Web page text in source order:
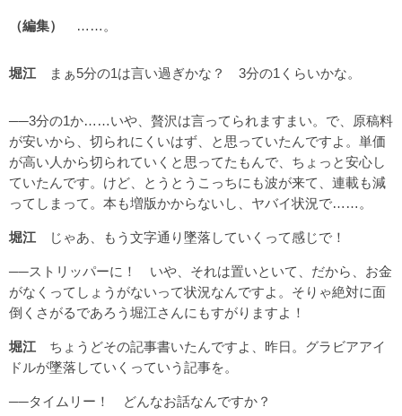
（編集） ……。
堀江 まぁ5分の1は言い過ぎかな？ 3分の1くらいかな。
──3分の1か……いや、贅沢は言ってられますまい。で、原稿料
が安いから、切られにくいはず、と思っていたんですよ。単価
が高い人から切られていくと思ってたもんで、ちょっと安心し
ていたんです。けど、とうとうこっちにも波が来て、連載も減
ってしまって。本も増版かからないし、ヤバイ状況で……。
堀江 じゃあ、もう文字通り墜落していくって感じで！
──ストリッパーに！ いや、それは置いといて、だから、お金
がなくってしょうがないって状況なんですよ。そりゃ絶対に面
倒くさがるであろう堀江さんにもすがりますよ！
堀江 ちょうどその記事書いたんですよ、昨日。グラビアアイ
ドルが墜落していくっていう記事を。
──タイムリー！ どんなお話なんですか？